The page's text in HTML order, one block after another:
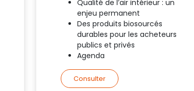
Qualité de l’air intérieur : un
enjeu permanent
Des produits biosourcés
durables pour les acheteurs
publics et privés
Agenda
Consulter